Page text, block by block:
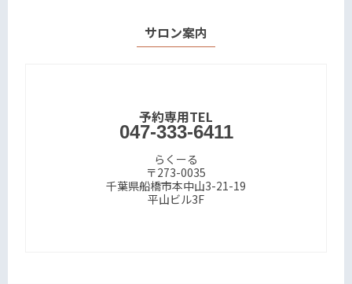
サロン案内
予約専用TEL
047-333-6411
らくーる
〒273-0035
千葉県船橋市本中山3-21-19
平山ビル3F